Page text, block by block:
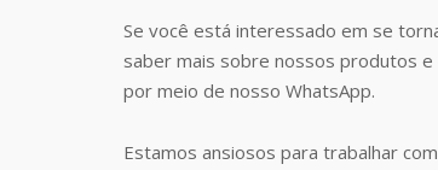
Se você está interessado em se
saber mais sobre nossos produtos
por meio de nosso WhatsApp.
Estamos ansiosos para trabalhar